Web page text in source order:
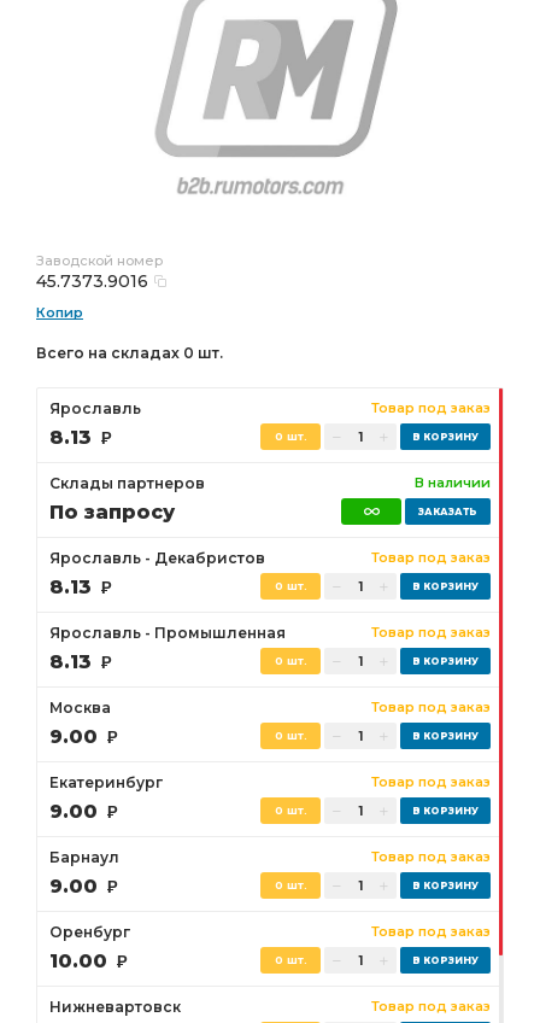
Заводской номер
45.7373.9016
Копир
Всего на складах 0 шт.
Ярославль Товар под заказ
8.13 Р 0 шт.
Склады партнеров В наличии
По запросу
Ярославль - Декабристов Товар под заказ
8.13 Р 0 шт.
Ярославль - Промышленная Товар под заказ
8.13 Р 0 шт.
Москва Товар под заказ
9.00 Р 0 шт.
Екатеринбург Товар под заказ
9.00 Р 0 шт.
Барнаул Товар под заказ
9.00 Р 0 шт.
Оренбург Товар под заказ
10.00 Р 0 шт.
Нижневартовск Товар под заказ